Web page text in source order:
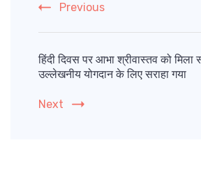
Previous
हिंदी दिवस पर आभा श्रीवास्तव को मिला
उल्लेखनीय योगदान के लिए सराहा गया
Next